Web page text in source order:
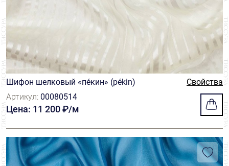
Шифон шелковый «пéкин» (pékin)
Свойства
Артикул: 00080514
Цена: 11 200 ₽/м